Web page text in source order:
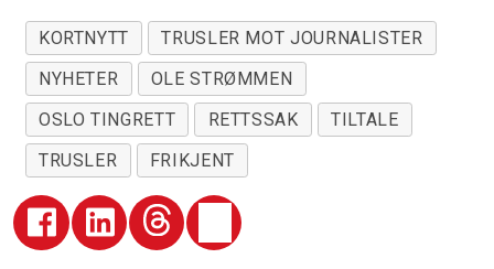
KORTNYTT
TRUSLER MOT JOURNALISTER
NYHETER
OLE STRØMMEN
OSLO TINGRETT
RETTSSAK
TILTALE
TRUSLER
FRIKJENT